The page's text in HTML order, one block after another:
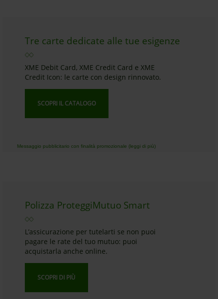
Tre carte dedicate alle tue esigenze
XME Debit Card, XME Credit Card e XME
Credit Icon: le carte con design rinnovato.
SCOPRI IL CATALOGO
Messaggio pubblicitario con finalità promozionale (leggi di più)
Polizza ProteggiMutuo Smart
L’assicurazione per tutelarti se non puoi
pagare le rate del tuo mutuo: puoi
acquistarla anche online.
SCOPRI DI PIÙ